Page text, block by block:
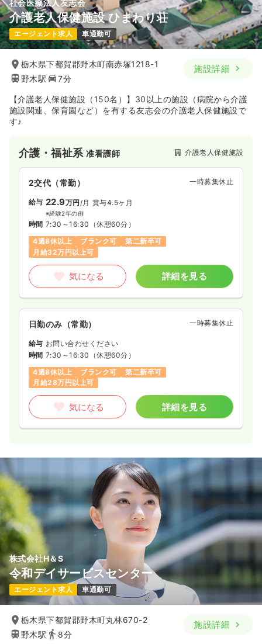
社会医療法人友志会
介護老人保健施設 ひまわり荘
エージェント求人 車通勤可
栃木県下都賀郡野木町南赤塚1218-1
野木駅
7分
施設詳細
【介護老人保健施設（150名）】30以上の施設（病院から介護
施設関連、保育園など）を有する友志会の介護老人保健施設で
す♪
介護・福祉系准看護師 介護老人保健施設
2交代（常勤） 一時募集休止
給与 22.9万円 /月 賞与4.5ヶ月
※経験2年の例
時間 7:30～16:30 （休憩60分）
4週8休以上
ブランク可
第二新卒可
月給32万円以上可
気になる 詳細を見る
日勤のみ（常勤） 一時募集休止
給与 お問い合わせください
時間 7:30～16:30 （休憩60分）
4週8休以上
ブランク可
第二新卒可
月給28万円以上可
気になる 詳細を見る
株式会社H＆S
令和デイサービスセンター
エージェント求人 車通勤可
栃木県下都賀郡野木町丸林670-2
野木駅
8分
施設詳細